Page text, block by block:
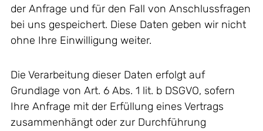
der Anfrage und für den Fall von Anschlussfragen
bei uns gespeichert. Diese Daten geben wir nicht
ohne Ihre Einwilligung weiter.
Die Verarbeitung dieser Daten erfolgt auf
Grundlage von Art. 6 Abs. 1 lit. b DSGVO, sofern
Ihre Anfrage mit der Erfüllung eines Vertrags
zusammenhängt oder zur Durchführung